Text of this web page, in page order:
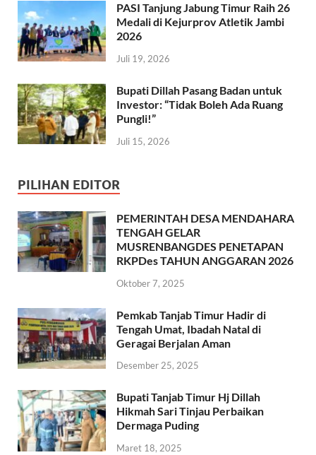
PASI Tanjung Jabung Timur Raih 26
Medali di Kejurprov Atletik Jambi
2026
Juli 19, 2026
Bupati Dillah Pasang Badan untuk
Investor: “Tidak Boleh Ada Ruang
Pungli!”
Juli 15, 2026
PILIHAN EDITOR
PEMERINTAH DESA MENDAHARA
TENGAH GELAR
MUSRENBANGDES PENETAPAN
RKPDes TAHUN ANGGARAN 2026
Oktober 7, 2025
Pemkab Tanjab Timur Hadir di
Tengah Umat, Ibadah Natal di
Geragai Berjalan Aman
Desember 25, 2025
Bupati Tanjab Timur Hj Dillah
Hikmah Sari Tinjau Perbaikan
Dermaga Puding
Maret 18, 2025